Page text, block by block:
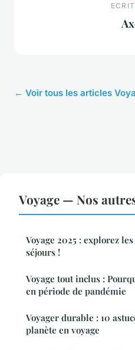
← Voir tous les articles
Voyage — Nos
Voyage 2025 : explorez
séjours !
Voyage tout inclus :
en période de pandémie
Voyager durable : 10
planète en voyage